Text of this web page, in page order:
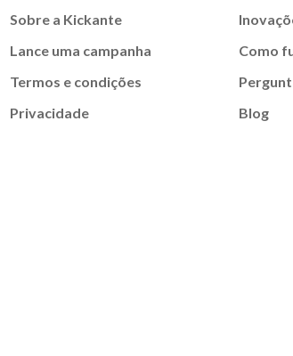
Sobre a Kickante
Lance uma campanha
Termos e condições
Privacidade
Como
Blog